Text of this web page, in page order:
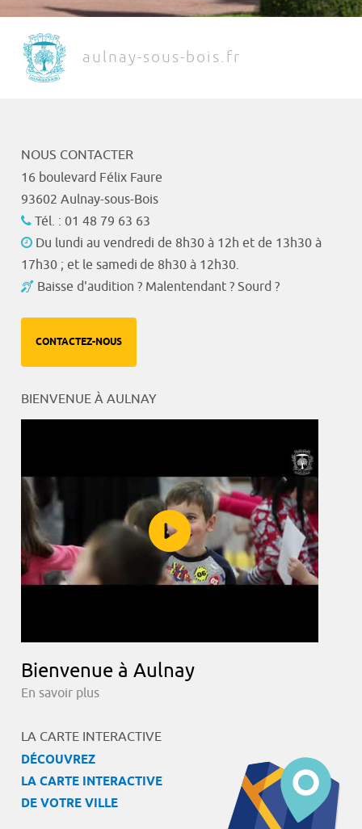
aulnay-sous-bois.fr
NOUS CONTACTER
16 boulevard Félix Faure
93602 Aulnay-sous-Bois
Tél. : 01 48 79 63 63
Du lundi au vendredi de 8h30 à 12h et de 13h30 à
17h30 ; et le samedi de 8h30 à 12h30.
Baisse d'audition ? Malentendant ? Sourd ?
CONTACTEZ-NOUS
BIENVENUE À AULNAY
Bienvenue à Aulnay
En savoir plus
LA CARTE INTERACTIVE
DÉCOUVREZ
LA CARTE INTERACTIVE
DE VOTRE VILLE